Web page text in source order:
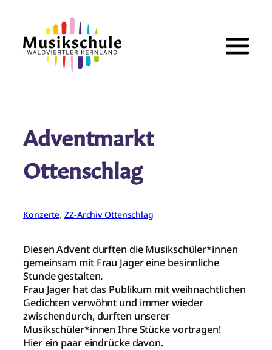
springen
Adventmarkt
Ottenschlag
Konzerte, ZZ-Archiv Ottenschlag
Diesen Advent durften die Musikschüler*innen
gemeinsam mit Frau Jager eine besinnliche
Stunde gestalten.
Frau Jager hat das Publikum mit weihnachtlichen
Gedichten verwöhnt und immer wieder
zwischendurch, durften unserer
Musikschüler*innen Ihre Stücke vortragen!
Hier ein paar eindrücke davon.